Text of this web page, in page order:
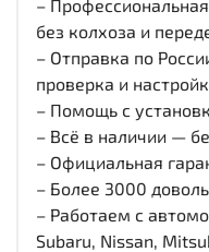
–
без колхоза и
– Отправка по
проверка и
– Помощь с
– Всё в наличии —
– Официальная
– Более 3000
– Работаем с
Subaru, Nissan,